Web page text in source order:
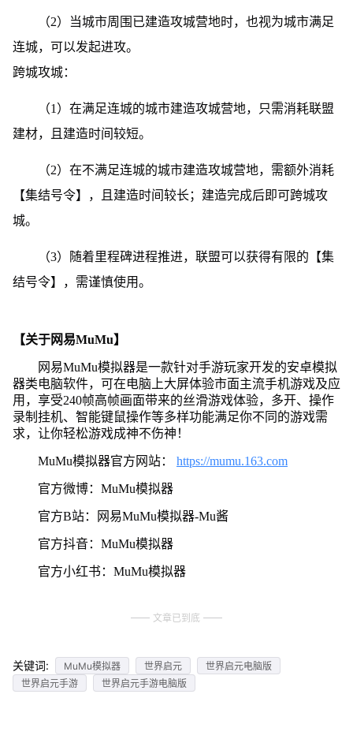
（2）当城市周围已建造攻城营地时，也视为城市满足
连城，可以发起进攻。
跨城攻城：
（1）在满足连城的城市建造攻城营地，只需消耗联盟
建材，且建造时间较短。
（2）在不满足连城的城市建造攻城营地，需额外消耗
【集结号令】，且建造时间较长；建造完成后即可跨城攻
城。
（3）随着里程碑进程推进，联盟可以获得有限的【集
结号令】，需谨慎使用。
【关于网易MuMu】
网易MuMu模拟器是一款针对手游玩家开发的安卓模拟
器类电脑软件，可在电脑上大屏体验市面主流手机游戏及应
用，享受240帧高帧画面带来的丝滑游戏体验，多开、操作
录制挂机、智能键鼠操作等多样功能满足你不同的游戏需
求，让你轻松游戏成神不伤神！
MuMu模拟器官方网站： https://mumu.163.com
官方微博：MuMu模拟器
官方B站：网易MuMu模拟器-Mu酱
官方抖音：MuMu模拟器
官方小红书：MuMu模拟器
文章已到底
关键词: MuMu模拟器 世界启元
世界启元电脑版
世界启元手游
世界启元手游电脑版